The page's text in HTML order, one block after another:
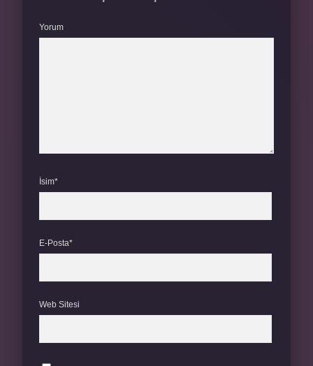
Yorum
İsim*
E-Posta*
Web Sitesi